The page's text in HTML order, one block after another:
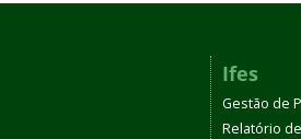
Ifes
Gestão de
Relatório